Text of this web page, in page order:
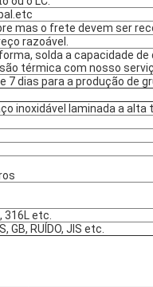
mas o frete devem ser
razoável.
solda a capacidade
térmica com nosso
7 dias para a produção de
inoxidável laminada a
316L etc.
GB, RUÍDO, JIS etc.